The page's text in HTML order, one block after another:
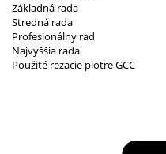
Základná rada
Stredná rada
Profesionálny rad
Najvyššia rada
Použité rezacie plotre GCC